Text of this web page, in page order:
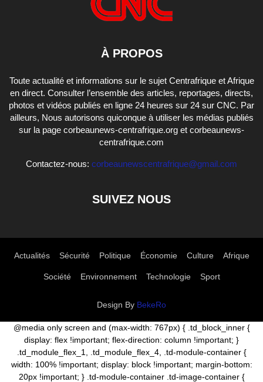
À PROPOS
Toute actualité et informations sur le sujet Centrafrique et Afrique
en direct. Consulter l’ensemble des articles, reportages, directs,
photos et vidéos publiés en ligne 24 heures sur 24 sur CNC. Par
ailleurs, Nous autorisons quiconque à utiliser les médias publiés
sur la page corbeaunews-centrafrique.org et corbeaunews-
centrafrique.com
Contactez-nous: corbeaunewscentrafrique@gmail.com
SUIVEZ NOUS
Actualités Sécurité Politique Économie Culture Afrique
Société Environnement Technologie Sport
Design By BekeRo
@media only screen and (max-width: 767px) { .td_block_inner {
display: flex !important; flex-direction: column !important; }
.td_module_flex_1, .td_module_flex_4, .td-module-container {
width: 100% !important; display: block !important; margin-bottom:
20px !important; } .td-module-container .td-image-container {